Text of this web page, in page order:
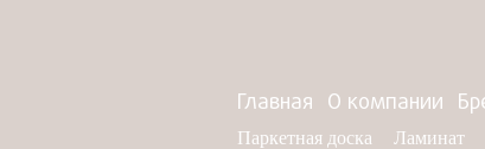
Главная О компании
Паркетная доска Ламинат